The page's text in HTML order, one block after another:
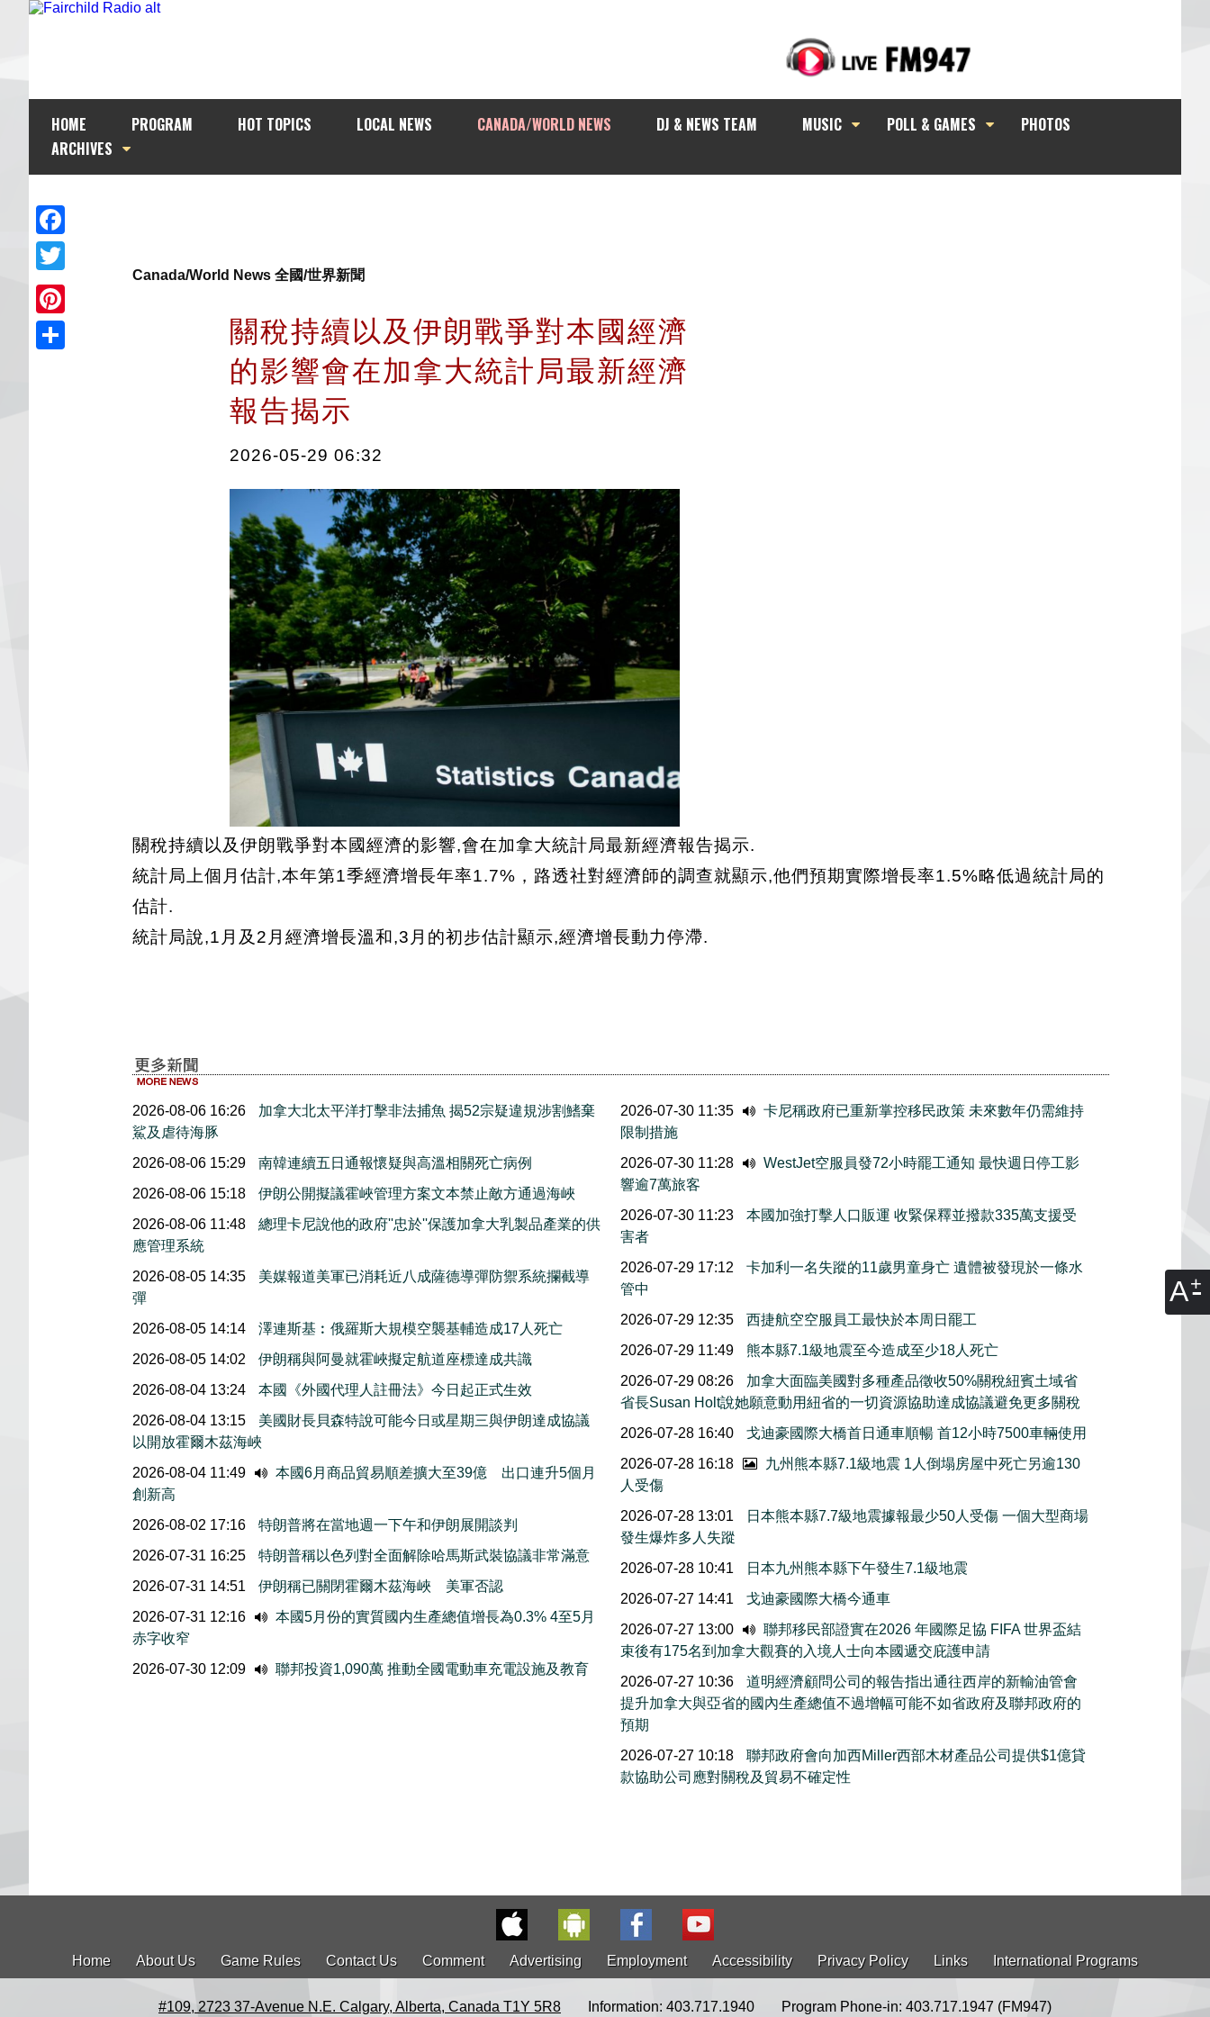
A
HOME PROGRAM HOT TOPICS LOCAL NEWS CANADA/WORLD NEWS DJ & NEWS TEAM MUSIC POLL & GAMES
PHOTOS
ARCHIVES
Facebook
Twitter
Pinterest
Canada/World News 全國/世界新聞
關稅持續以及伊朗戰爭對本國經濟
的影響會在加拿大統計局最新經濟
報告揭示
2026-05-29 06:32
關稅持續以及伊朗戰爭對本國經濟的影響,會在加拿大統計局最新經濟報告揭示.
統計局上個月估計,本年第1季經濟增長年率1.7%，路透社對經濟師的調查就顯示,他們預期實際增長率1.5%略低過統計局的
估計.
統計局說,1月及2月經濟增長溫和,3月的初步估計顯示,經濟增長動力停滯.
2026-08-06 16:26
加拿大北太平洋打擊非法捕魚 揭52宗疑違規涉割鰭棄
鯊及虐待海豚
2026-08-06 15:29
南韓連續五日通報懷疑與高溫相關死亡病例
2026-08-06 15:18
伊朗公開擬議霍峽管理方案文本禁止敵方通過海峽
2026-08-06 11:48
總理卡尼說他的政府''忠於''保護加拿大乳製品產業的供
應管理系統
2026-08-05 14:35
美媒報道美軍已消耗近八成薩德導彈防禦系統攔截導
彈
2026-08-05 14:14
澤連斯基︰俄羅斯大規模空襲基輔造成17人死亡
2026-08-05 14:02
伊朗稱與阿曼就霍峽擬定航道座標達成共識
2026-08-04 13:24
本國《外國代理人註冊法》今日起正式生效
2026-08-04 13:15
美國財長貝森特說可能今日或星期三與伊朗達成協議
以開放霍爾木茲海峽
2026-08-04 11:49
本國6月商品貿易順差擴大至39億 出口連升5個月
創新高
2026-08-02 17:16
特朗普將在當地週一下午和伊朗展開談判
2026-07-31 16:25
特朗普稱以色列對全面解除哈馬斯武裝協議非常滿意
2026-07-31 14:51
伊朗稱已關閉霍爾木茲海峽 美軍否認
2026-07-31 12:16
本國5月份的實質國内生產總值增長為0.3% 4至5月
赤字收窄
2026-07-30 12:09
聯邦投資1,090萬 推動全國電動車充電設施及教育
2026-07-30 11:35
卡尼稱政府已重新掌控移民政策 未來數年仍需維持
限制措施
2026-07-30 11:28
WestJet空服員發72小時罷工通知 最快週日停工影
響逾7萬旅客
2026-07-30 11:23
本國加強打擊人口販運 收緊保釋並撥款335萬支援受
害者
2026-07-29 17:12
卡加利一名失蹤的11歲男童身亡 遺體被發現於一條水
管中
2026-07-29 12:35
西捷航空空服員工最快於本周日罷工
2026-07-29 11:49
熊本縣7.1級地震至今造成至少18人死亡
2026-07-29 08:26
加拿大面臨美國對多種產品徵收50%關稅紐賓土域省
省長Susan Holt說她願意動用紐省的一切資源協助達成協議避免更多關稅
2026-07-28 16:40
戈迪豪國際大橋首日通車順暢 首12小時7500車輛使用
2026-07-28 16:18
九州熊本縣7.1級地震 1人倒塌房屋中死亡另逾130
人受傷
2026-07-28 13:01
日本熊本縣7.7級地震據報最少50人受傷 一個大型商場
發生爆炸多人失蹤
2026-07-28 10:41
日本九州熊本縣下午發生7.1級地震
2026-07-27 14:41
戈迪豪國際大橋今通車
2026-07-27 13:00
聯邦移民部證實在2026 年國際足協 FIFA 世界盃結
束後有175名到加拿大觀賽的入境人士向本國遞交庇護申請
2026-07-27 10:36
道明經濟顧問公司的報告指出通往西岸的新輸油管會
提升加拿大與亞省的國內生產總值不過增幅可能不如省政府及聯邦政府的
預期
2026-07-27 10:18
聯邦政府會向加西Miller西部木材產品公司提供$1億貸
款協助公司應對關稅及貿易不確定性
Home About Us Game Rules Contact Us Comment Advertising Employment Accessibility Privacy Policy Links International Programs
#109, 2723 37-Avenue N.E. Calgary, Alberta, Canada T1Y 5R8 Information: 403.717.1940 Program Phone-in: 403.717.1947 (FM947)